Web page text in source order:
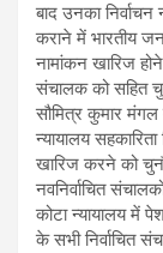
बाद उनका
कराने में भारतीय
नामांकन खारिज
संचालक को सहित
सौमित्र कुमार
न्यायालय
खारिज करने को
नवनिर्वाचित
कोटा न्यायालय में
के सभी निर्वाचित